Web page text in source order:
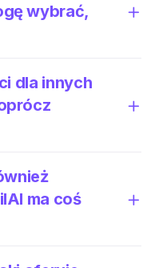
wybrać,
dla innych
ma coś